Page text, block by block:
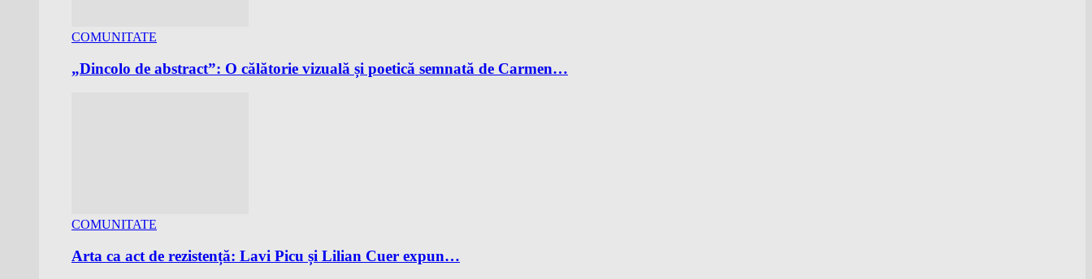
COMUNITATE
„Dincolo de abstract”: O călătorie vizuală și poetică semnată de Carmen…
COMUNITATE
Arta ca act de rezistență: Lavi Picu și Lilian Cuer expun…